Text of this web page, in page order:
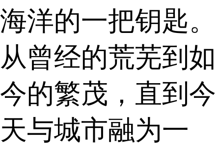
海洋的一把钥匙。
从曾经的荒芜到如
今的繁茂，直到今
天与城市融为一